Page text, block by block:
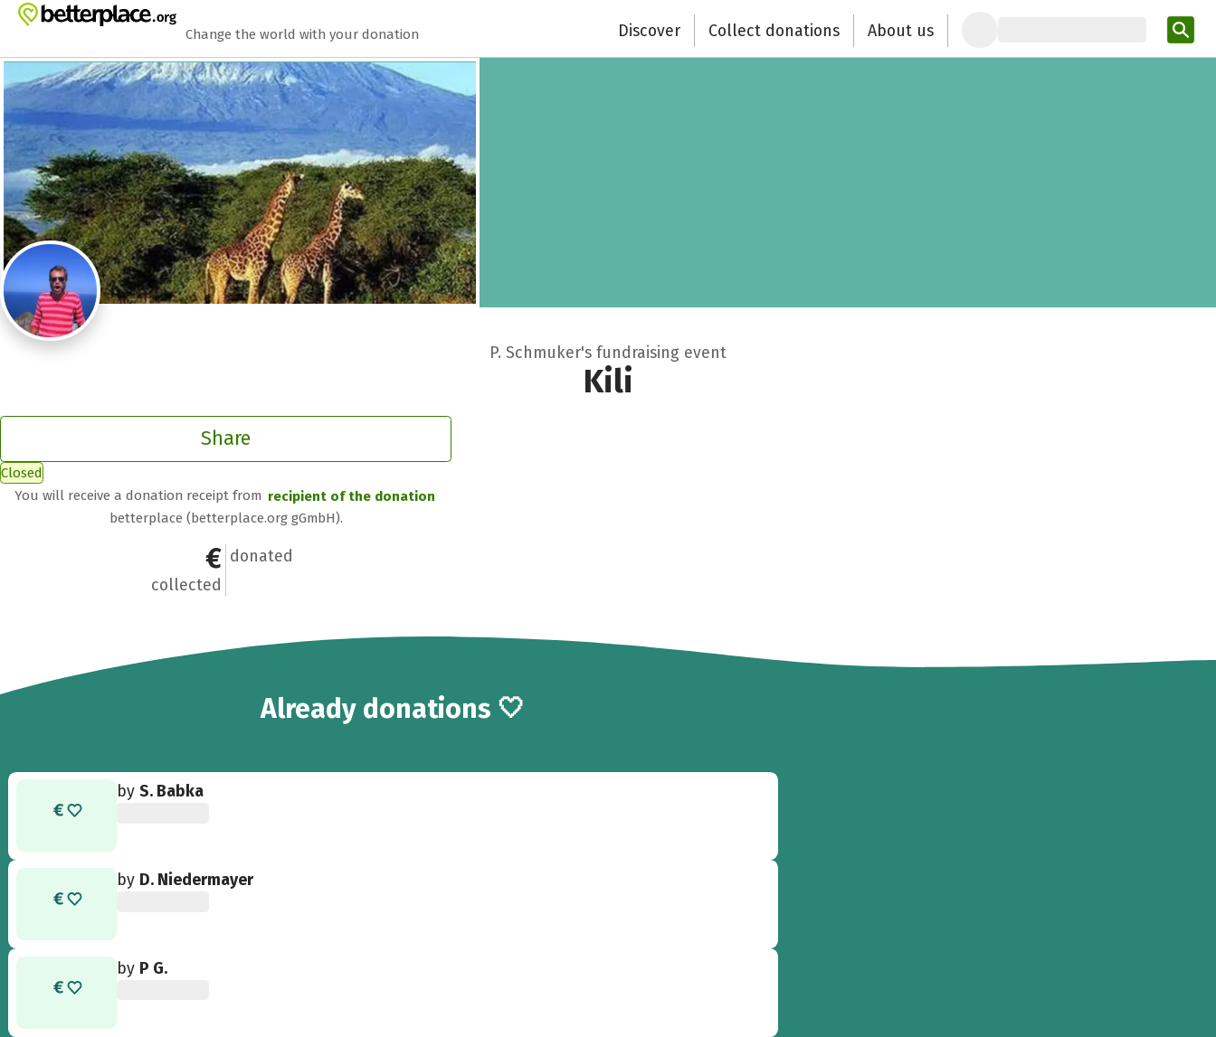
Zum Hauptinhalt springen
Erklärung zur Barrierefreiheit anzeigen
Change the world with your donation Discover Collect donations About us
P. Schmuker's fundraising event
Kili
Share
Closed
You will receive a donation receipt from recipient of the donation
betterplace (betterplace.org gGmbH).
€90
collected
12
donated
Already 12
donations 🤍
byS. Babka
by D. Niedermayer
by P G.